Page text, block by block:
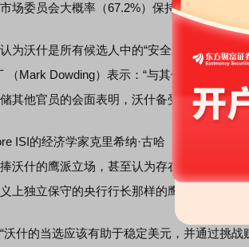
场委员会大概率（67.2%）保持按兵不动，
沃什是所有候选人中的“安全牌”。资产管理
（Mark Dowding）表示：“与其他一些潜在人
其他官员的会面表明，沃什备受尊敬，不太
的经济学家克里希纳·古哈（Krishna Guha
沃什的鹰派立场，甚至认为存在剧烈波动的
上独立保守的央行行长那样的鹰派。”
的当选应该有助于稳定美元，并通过挑战